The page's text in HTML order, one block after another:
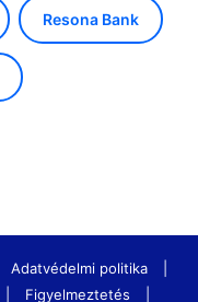
Resona Bank
Adatvédelmi politika
Figyelmeztetés